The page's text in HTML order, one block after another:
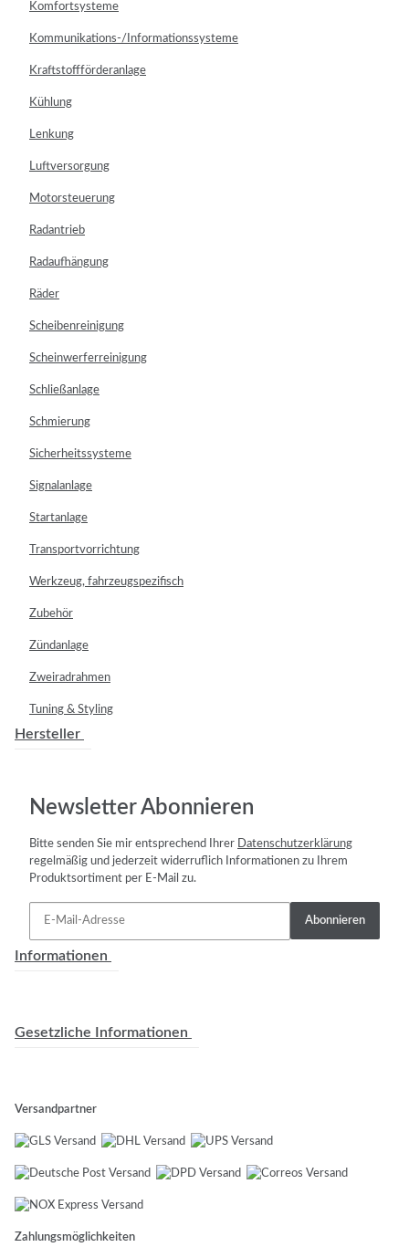
Komfortsysteme
Kommunikations-/Informationssysteme
Kraftstoffförderanlage
Kühlung
Lenkung
Luftversorgung
Motorsteuerung
Radantrieb
Radaufhängung
Räder
Scheibenreinigung
Scheinwerferreinigung
Schließanlage
Schmierung
Sicherheitssysteme
Signalanlage
Startanlage
Transportvorrichtung
Werkzeug, fahrzeugspezifisch
Zubehör
Zündanlage
Zweiradrahmen
Tuning & Styling
Hersteller
Newsletter Abonnieren
Bitte senden Sie mir entsprechend Ihrer Datenschutzerklärung
regelmäßig und jederzeit widerruflich Informationen zu Ihrem
Produktsortiment per E-Mail zu.
Abonnieren
Informationen
Gesetzliche Informationen
Versandpartner
Zahlungsmöglichkeiten